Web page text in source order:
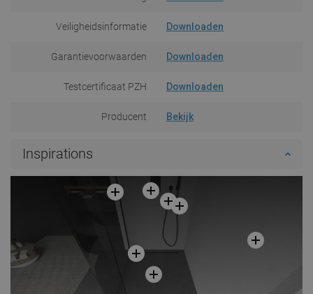
Veiligheidsinformatie Downloaden
Garantievoorwaarden Downloaden
Testcertificaat PZH Downloaden
Producent Bekijk
Inspirations